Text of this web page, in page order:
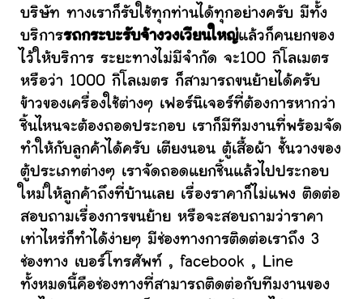
บริษัท ทางเราก็รับใช้ทุกท่านได้ทุกอย่างครับ มีทั้ง
บริการรถกระบะรับจ้างวงเวียนใหญ่แล้วก็คนยกของ
ไว้ให้บริการ ระยะทางไม่มีจำกัด จะ100 กิโลเมตร
หรือว่า 1000 กิโลเมตร ก็สามารถขนย้ายได้ครับ
ข้าวของเครื่องใช้ต่างๆ เฟอร์นิเจอร์ที่ต้องการหากว่า
ชิ้นไหนจะต้องถอดประกอบ เราก็มีทีมงานที่พร้อมจัด
ทำให้กับลูกค้าได้ครับ เตียงนอน ตู้เสื้อผ้า ชั้นวางของ
ตู้ประเภทต่างๆ เราจัดถอดแยกชิ้นแล้วไปประกอบ
ใหม่ให้ลูกค้าถึงที่บ้านเลย เรื่องราคาก็ไม่แพง ติดต่อ
สอบถามเรื่องการขนย้าย หรือจะสอบถามว่าราคา
เท่าไหร่ก็ทำได้ง่ายๆ มีช่องทางการติดต่อเราถึง 3
ช่องทาง เบอร์โทรศัพท์ , facebook , Line
ทั้งหมดนี้คือช่องทางที่สามารถติดต่อกับทีมงานของ